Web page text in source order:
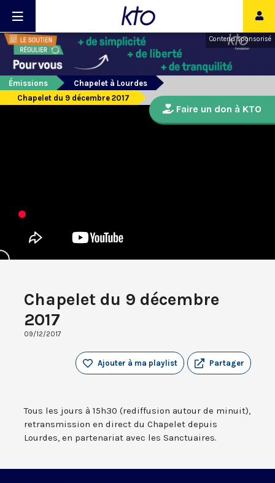
Contenu sponsorisé
Émissions
Chapelet à Lourdes
Chapelet du 9 décembre 2017
Chapelet du 9 décembre
2017
09/12/2017
Partager
Ajouter à ma playlist
Tous les jours à 15h30 (rediffusion autour de minuit),
retransmission en direct du Chapelet depuis
Lourdes, en partenariat avec les Sanctuaires.
Faire un don à KTO